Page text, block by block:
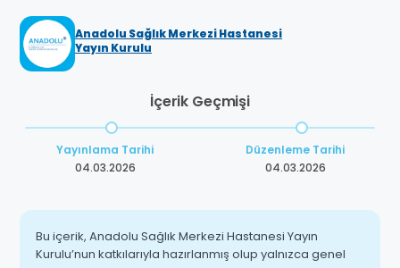
Anadolu Sağlık Merkezi Hastanesi
Yayın Kurulu
İçerik Geçmişi
Yayınlama Tarihi
04.03.2026
Düzenleme Tarihi
04.03.2026
Bu içerik, Anadolu Sağlık Merkezi Hastanesi Yayın
Kurulu’nun katkılarıyla hazırlanmış olup yalnızca genel